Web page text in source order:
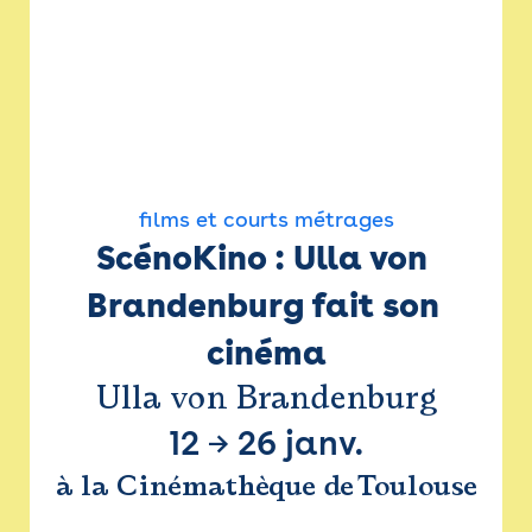
films et courts métrages
ScénoKino : Ulla von
Brandenburg fait son
cinéma
Ulla von Brandenburg
12 → 26 janv.
à la Cinémathèque de Toulouse